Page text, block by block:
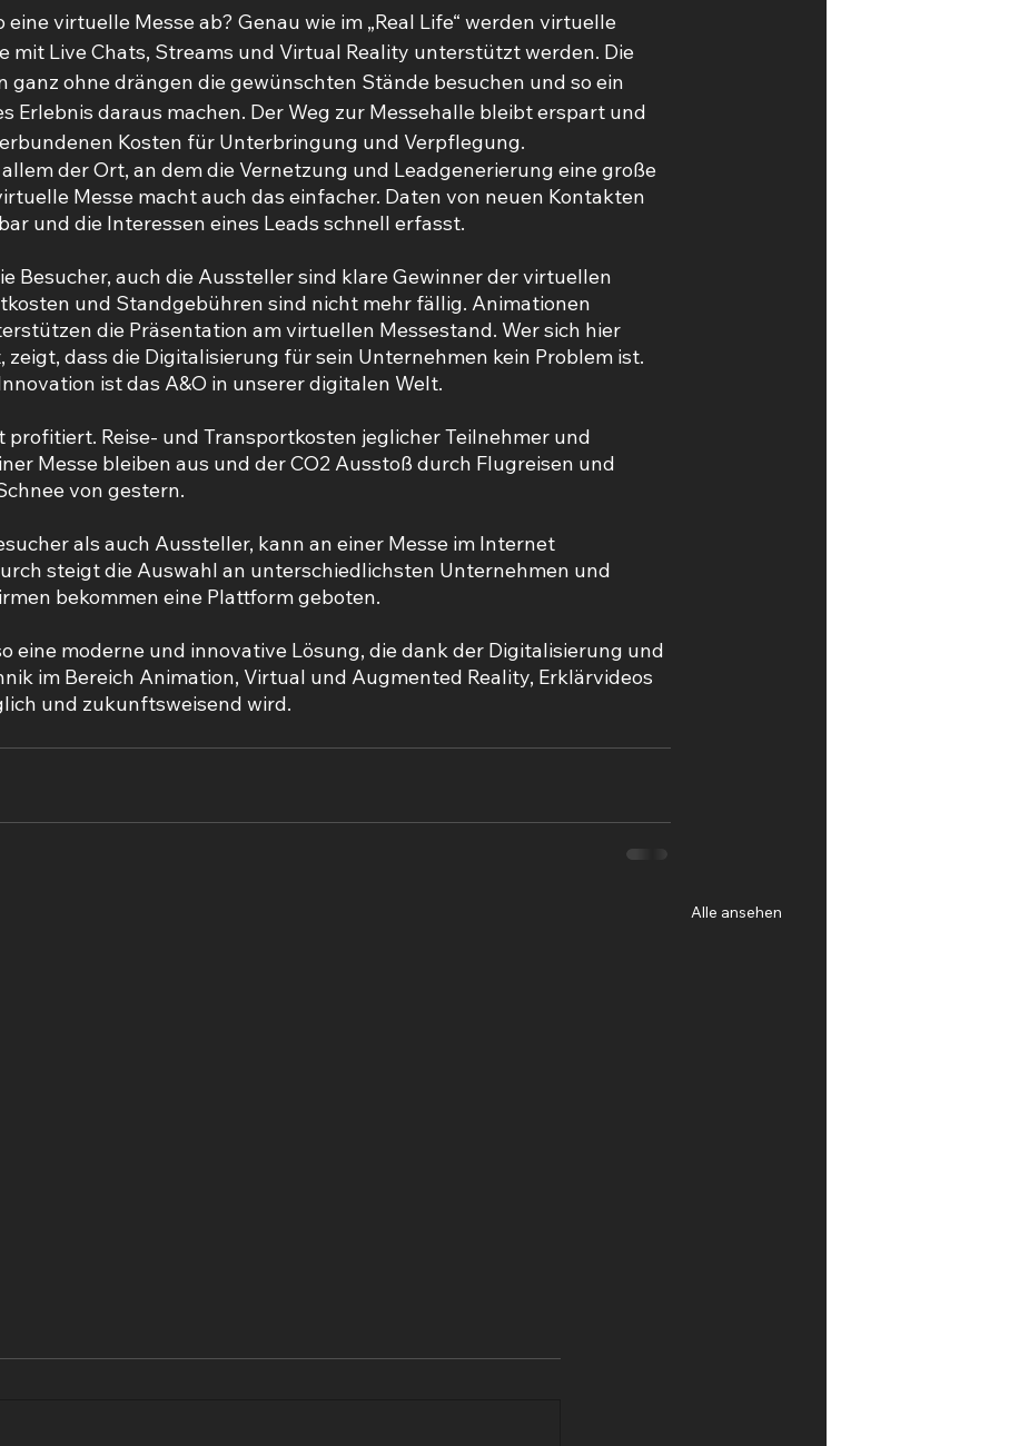
eine virtuelle Messe ab? Genau wie im „Real Life“ werden virtuelle
mit Live Chats, Streams und Virtual Reality unterstützt werden. Die
ganz ohne drängen die gewünschten Stände besuchen und so ein
Erlebnis daraus machen. Der Weg zur Messehalle bleibt erspart und
Kosten für Unterbringung und Verpflegung.
der Ort, an dem die Vernetzung und Leadgenerierung eine große
Messe macht auch das einfacher. Daten von neuen Kontakten
und die Interessen eines Leads schnell erfasst.
Besucher, auch die Aussteller sind klare Gewinner der virtuellen
und Standgebühren sind nicht mehr fällig. Animationen
die Präsentation am virtuellen Messestand. Wer sich hier
dass die Digitalisierung für sein Unternehmen kein Problem ist.
ist das A&O in unserer digitalen Welt.
profitiert. Reise- und Transportkosten jeglicher Teilnehmer und
Messe bleiben aus und der CO2 Ausstoß durch Flugreisen und
von gestern.
als auch Aussteller, kann an einer Messe im Internet
steigt die Auswahl an unterschiedlichsten Unternehmen und
bekommen eine Plattform geboten.
eine moderne und innovative Lösung, die dank der Digitalisierung und
im Bereich Animation, Virtual und Augmented Reality, Erklärvideos
und zukunftsweisend wird.
Alle ansehen